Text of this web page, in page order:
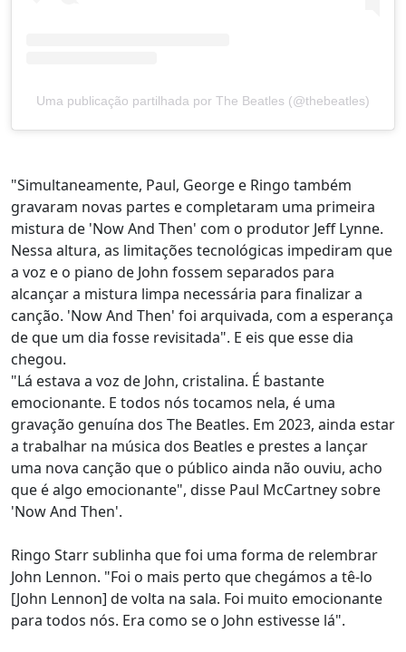
Uma publicação partilhada por The Beatles (@thebeatles)
"Simultaneamente, Paul, George e Ringo também
gravaram novas partes e completaram uma primeira
mistura de 'Now And Then' com o produtor Jeff Lynne.
Nessa altura, as limitações tecnológicas impediram que
a voz e o piano de John fossem separados para
alcançar a mistura limpa necessária para finalizar a
canção. 'Now And Then' foi arquivada, com a esperança
de que um dia fosse revisitada". E eis que esse dia
chegou.
"Lá estava a voz de John, cristalina. É bastante
emocionante. E todos nós tocamos nela, é uma
gravação genuína dos The Beatles. Em 2023, ainda estar
a trabalhar na música dos Beatles e prestes a lançar
uma nova canção que o público ainda não ouviu, acho
que é algo emocionante", disse Paul McCartney sobre
'Now And Then'.
Ringo Starr sublinha que foi uma forma de relembrar
John Lennon. "Foi o mais perto que chegámos a tê-lo
[John Lennon] de volta na sala. Foi muito emocionante
para todos nós. Era como se o John estivesse lá".